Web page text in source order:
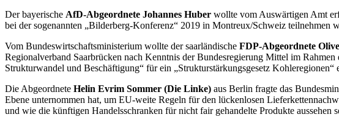
Der bayerische AfD-Abgeordnete Johannes Huber wollte vom Auswärtigen Amt
bei der sogenannten „Bilderberg-Konferenz“ 2019 in Montreux/Schweiz teilnehmen
Vom Bundeswirtschaftsministerium wollte der saarländische FDP-Abgeordnete
Regionalverband Saarbrücken nach Kenntnis der Bundesregierung Mittel im
Strukturwandel und Beschäftigung“ für ein „Strukturstärkungsgesetz
Die Abgeordnete Helin Evrim Sommer (Die Linke) aus Berlin fragte das
Ebene unternommen hat, um EU-weite Regeln für den lückenlosen
und wie die künftigen Handelsschranken für nichtfair gehandelte Produkte